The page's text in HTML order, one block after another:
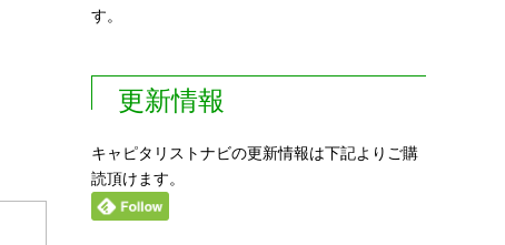
す。
更新情報
キャピタリストナビの更新情報は下記よりご購
読頂けます。